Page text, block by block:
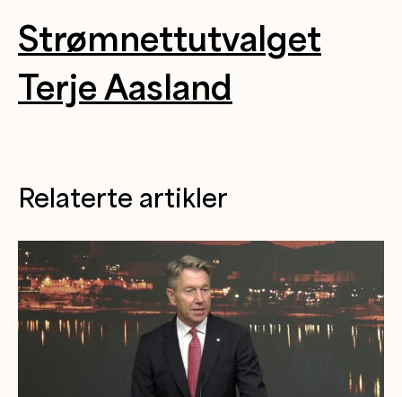
Strømnettutvalget
Terje Aasland
Relaterte artikler